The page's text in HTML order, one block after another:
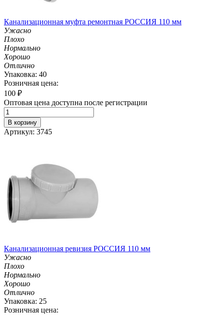
Канализационная муфта ремонтная РОССИЯ 110 мм
Ужасно
Плохо
Нормально
Хорошо
Отлично
Упаковка: 40
Розничная цена:
100 ₽
Оптовая цена доступна после регистрации
В корзину
Артикул: 3745
Канализационная ревизия РОССИЯ 110 мм
Ужасно
Плохо
Нормально
Хорошо
Отлично
Упаковка: 25
Розничная цена: